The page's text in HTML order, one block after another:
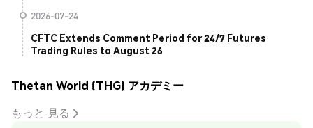
2026-07-24
CFTC Extends Comment Period for 24/7 Futures
Trading Rules to August 26
Thetan World (THG) アカデミー
もっと 見る